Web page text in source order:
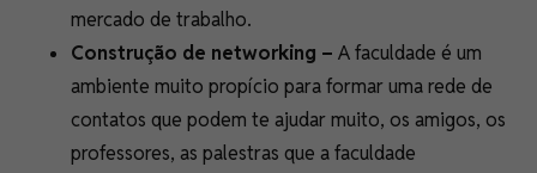
mercado de trabalho.
Construção de networking – A faculdade é um
ambiente muito propício para formar uma rede de
contatos que podem te ajudar muito, os amigos, os
professores, as palestras que a faculdade